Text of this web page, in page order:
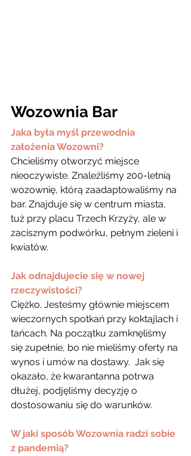
Wozownia Bar
Jaka była myśl przewodnia
założenia Wozowni?
Chcieliśmy otworzyć miejsce
nieoczywiste. Znaleźliśmy 200-letnią
wozownię, którą zaadaptowaliśmy na
bar. Znajduje się w centrum miasta,
tuż przy placu Trzech Krzyży, ale w
zacisznym podwórku, pełnym zieleni i
kwiatów.
Jak odnajdujecie się w nowej
rzeczywistości?
Ciężko. Jesteśmy głównie miejscem
wieczornych spotkań przy koktajlach i
tańcach. Na początku zamknęliśmy
się zupełnie, bo nie mieliśmy oferty na
wynos i umów na dostawy.  Jak się
okazało, że kwarantanna potrwa
dłużej, podjęliśmy decyzję o
dostosowaniu się do warunków.
W jaki sposób Wozownia radzi sobie
z pandemią?